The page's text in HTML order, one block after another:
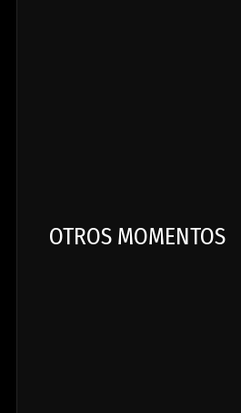
OTROS MOMENTOS